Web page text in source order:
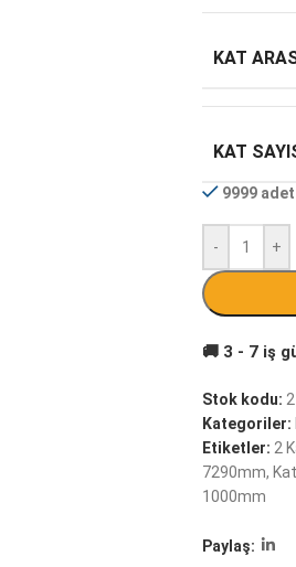
KAT
KAT
9999
- +
Stok kodu:
Kategoriler:
Etiketler: 2
7290mm,
1000mm
Paylaş: